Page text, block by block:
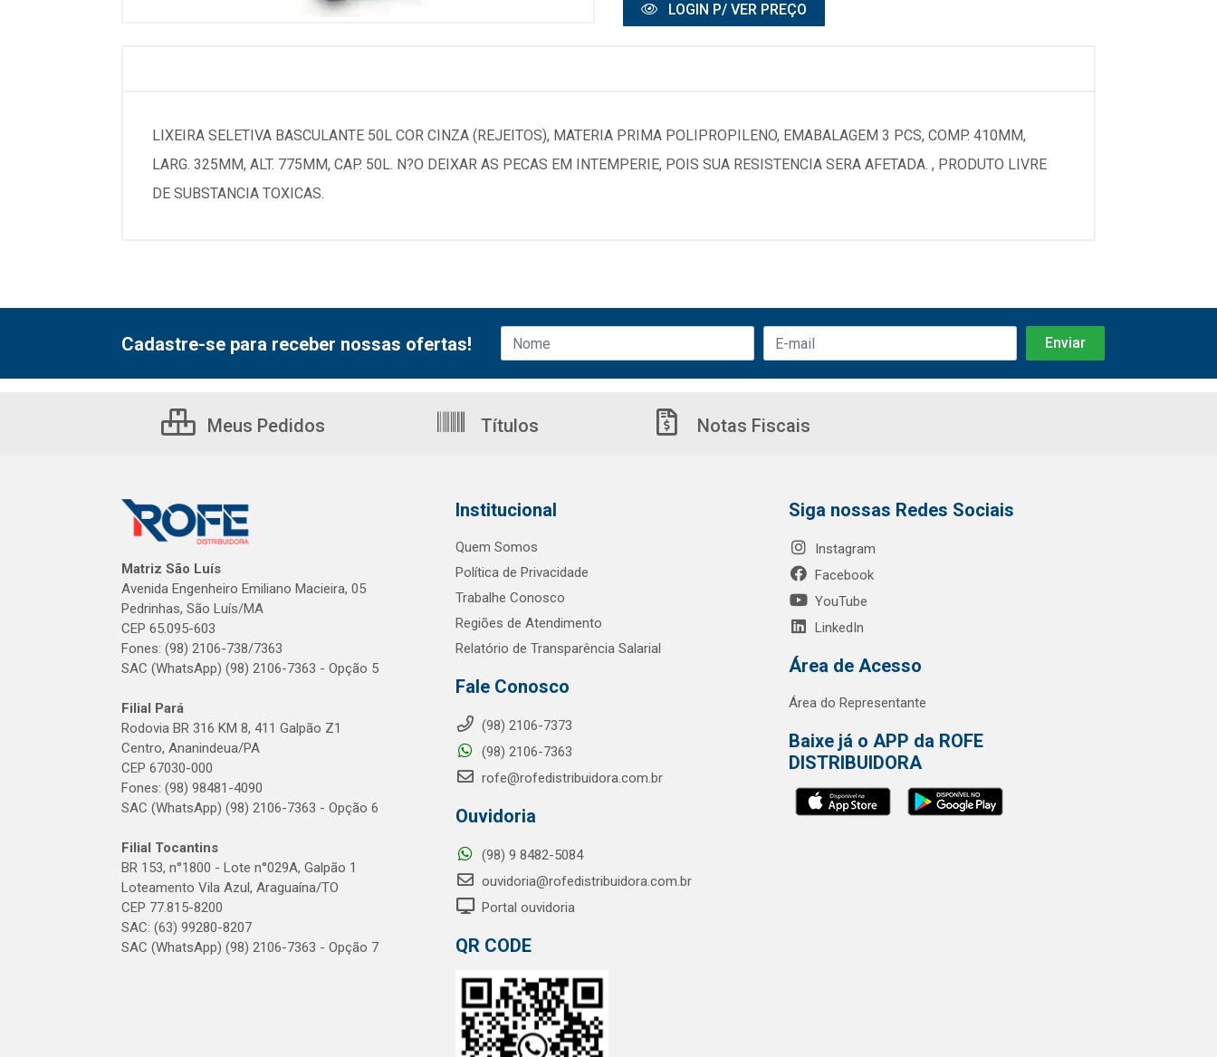
LOGIN P/ VER PREÇO
LIXEIRA SELETIVA BASCULANTE 50L COR CINZA (REJEITOS), MATERIA PRIMA POLIPROPILENO, EMABALAGEM 3 PCS, COMP. 410MM,
LARG. 325MM, ALT. 775MM, CAP. 50L. N?O DEIXAR AS PECAS EM INTEMPERIE, POIS SUA RESISTENCIA SERA AFETADA. , PRODUTO LIVRE
DE SUBSTANCIA TOXICAS.
Cadastre-se para receber nossas ofertas!
Meus Pedidos Títulos Notas Fiscais
Matriz São Luís
Avenida Engenheiro Emiliano Macieira, 05
Pedrinhas, São Luís/MA
CEP 65.095-603
Fones: (98) 2106-738/7363
SAC (WhatsApp) (98) 2106-7363 - Opção 5
Filial Pará
Rodovia BR 316 KM 8, 411 Galpão Z1
Centro, Ananindeua/PA
CEP 67030-000
Fones: (98) 98481-4090
SAC (WhatsApp) (98) 2106-7363 - Opção 6
Filial Tocantins
BR 153, n°1800 - Lote n°029A, Galpão 1
Loteamento Vila Azul, Araguaína/TO
CEP 77.815-8200
SAC: (63) 99280-8207
SAC (WhatsApp) (98) 2106-7363 - Opção 7
Institucional
Quem Somos
Política de Privacidade
Trabalhe Conosco
Regiões de Atendimento
Relatório de Transparência Salarial
Fale Conosco
(98) 2106-7373
(98) 2106-7363
rofe@rofedistribuidora.com.br
Ouvidoria
(98) 9 8482-5084
ouvidoria@rofedistribuidora.com.br
Portal ouvidoria
QR CODE
Siga nossas Redes Sociais
Instagram
Facebook
YouTube
LinkedIn
Área de Acesso
Área do Representante
Baixe já o APP da ROFE
DISTRIBUIDORA